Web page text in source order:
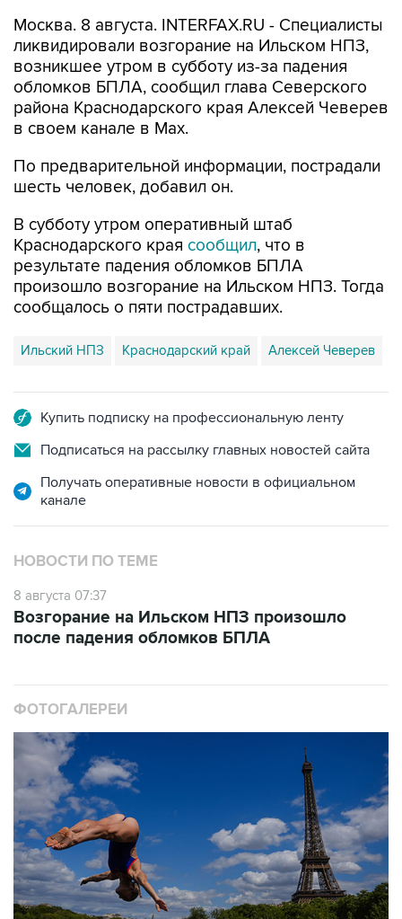
Москва. 8 августа. INTERFAX.RU - Специалисты
ликвидировали возгорание на Ильском НПЗ,
возникшее утром в субботу из-за падения
обломков БПЛА, сообщил глава Северского
района Краснодарского края Алексей Чеверев
в своем канале в Max.
По предварительной информации, пострадали
шесть человек, добавил он.
В субботу утром оперативный штаб
Краснодарского края сообщил, что в
результате падения обломков БПЛА
произошло возгорание на Ильском НПЗ. Тогда
сообщалось о пяти пострадавших.
Ильский НПЗ Краснодарский край Алексей Чеверев
Купить подписку на профессиональную ленту
Подписаться на рассылку главных новостей сайта
Получать оперативные новости в официальном
канале
НОВОСТИ ПО ТЕМЕ
8 августа 07:37
Возгорание на Ильском НПЗ произошло
после падения обломков БПЛА
ФОТОГАЛЕРЕИ